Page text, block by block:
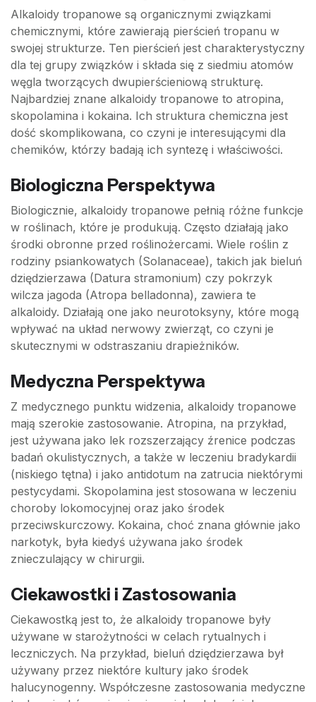
Alkaloidy tropanowe są organicznymi związkami
chemicznymi, które zawierają pierścień tropanu w
swojej strukturze. Ten pierścień jest charakterystyczny
dla tej grupy związków i składa się z siedmiu atomów
węgla tworzących dwupierścieniową strukturę.
Najbardziej znane alkaloidy tropanowe to atropina,
skopolamina i kokaina. Ich struktura chemiczna jest
dość skomplikowana, co czyni je interesującymi dla
chemików, którzy badają ich syntezę i właściwości.
Biologiczna Perspektywa
Biologicznie, alkaloidy tropanowe pełnią różne funkcje
w roślinach, które je produkują. Często działają jako
środki obronne przed roślinożercami. Wiele roślin z
rodziny psiankowatych (Solanaceae), takich jak bieluń
dziędzierzawa (Datura stramonium) czy pokrzyk
wilcza jagoda (Atropa belladonna), zawiera te
alkaloidy. Działają one jako neurotoksyny, które mogą
wpływać na układ nerwowy zwierząt, co czyni je
skutecznymi w odstraszaniu drapieżników.
Medyczna Perspektywa
Z medycznego punktu widzenia, alkaloidy tropanowe
mają szerokie zastosowanie. Atropina, na przykład,
jest używana jako lek rozszerzający źrenice podczas
badań okulistycznych, a także w leczeniu bradykardii
(niskiego tętna) i jako antidotum na zatrucia niektórymi
pestycydami. Skopolamina jest stosowana w leczeniu
choroby lokomocyjnej oraz jako środek
przeciwskurczowy. Kokaina, choć znana głównie jako
narkotyk, była kiedyś używana jako środek
znieczulający w chirurgii.
Ciekawostki i Zastosowania
Ciekawostką jest to, że alkaloidy tropanowe były
używane w starożytności w celach rytualnych i
leczniczych. Na przykład, bieluń dziędzierzawa był
używany przez niektóre kultury jako środek
halucynogenny. Współczesne zastosowania medyczne